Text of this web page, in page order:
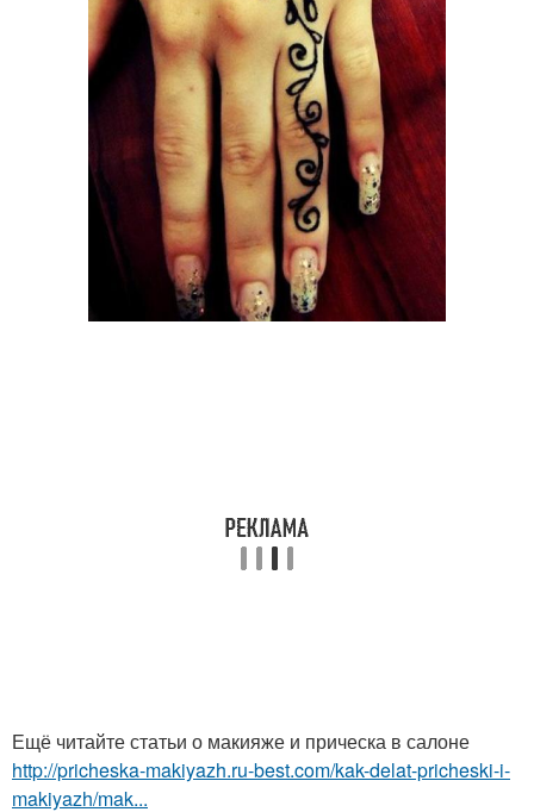
Ещё читайте статьи о макияже и прическа в салоне
http://pricheska-makiyazh.ru-best.com/kak-delat-pricheski-i-
makiyazh/mak...